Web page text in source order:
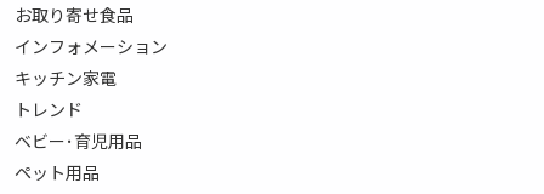
お取り寄せ食品
インフォメーション
キッチン家電
トレンド
ベビー･育児用品
ペット用品